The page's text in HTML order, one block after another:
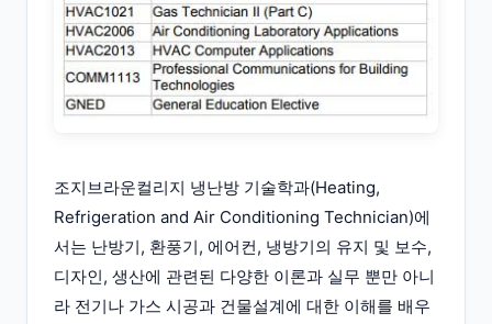
조지브라운컬리지 냉난방 기술학과(Heating,
Refrigeration and Air Conditioning Technician)에
서는 난방기, 환풍기, 에어컨, 냉방기의 유지 및 보수,
디자인, 생산에 관련된 다양한 이론과 실무 뿐만 아니
라 전기나 가스 시공과 건물설계에 대한 이해를 배우